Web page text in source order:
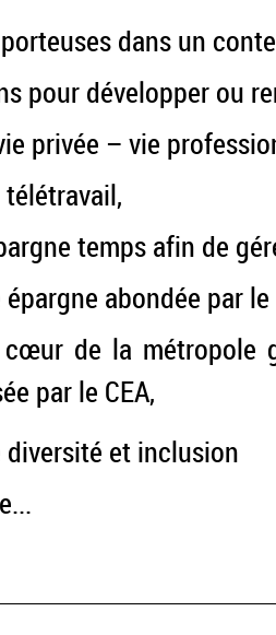
dans un
pour développer ou
privée – vie
temps afin de
épargne abondée par le
de la métropole
par le CEA,
et inclusion